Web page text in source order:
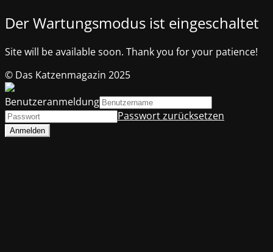
Der Wartungsmodus ist eingeschaltet
Site will be available soon. Thank you for your patience!
© Das Katzenmagazin 2025
Benutzeranmeldung
Passwort zurücksetzen